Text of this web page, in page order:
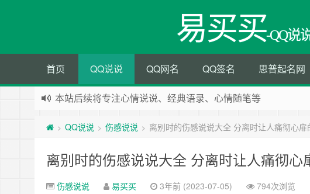
易买买-QQ说
首页 QQ说说 QQ网名 QQ签名 思普起名网
本站后续将专注心情说说、经典语录、心情随笔等
> QQ说说 > 伤感说说 > 离别时的伤感说说大全 分离时让人痛彻心扉
离别时的伤感说说大全 分离时让人痛彻心
伤感说说 易买买 3年前 (2023-07-05) 794次浏览